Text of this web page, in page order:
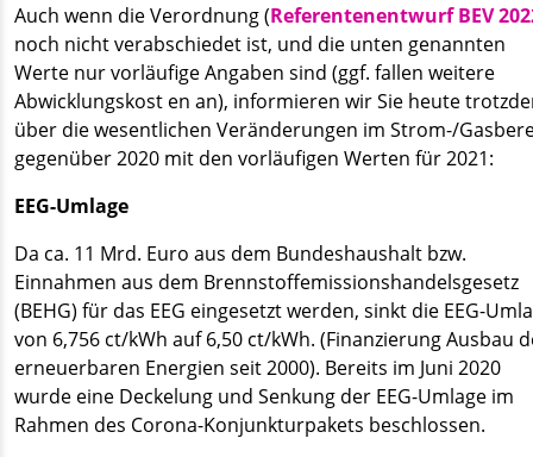
Auch wenn die Verordnung (Referentenentwurf BEV
noch nicht verabschiedet ist, und die unten genannten
Werte nur vorläufige Angaben sind (ggf. fallen weitere
Abwicklungskost en an), informieren wir Sie heute
über die wesentlichen Veränderungen im Strom-/
gegenüber 2020 mit den vorläufigen Werten für 2021:
EEG-Umlage
Da ca. 11 Mrd. Euro aus dem Bundeshaushalt bzw.
Einnahmen aus dem Brennstoffemissionshandelsgesetz
(BEHG) für das EEG eingesetzt werden, sinkt die EEG-
von 6,756 ct/kWh auf 6,50 ct/kWh. (Finanzierung Ausbau
erneuerbaren Energien seit 2000). Bereits im Juni 2020
wurde eine Deckelung und Senkung der EEG-Umlage im
Rahmen des Corona-Konjunkturpakets beschlossen.